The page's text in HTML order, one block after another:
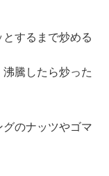
するまで炒める
騰したら炒った
グのナッツやゴマ